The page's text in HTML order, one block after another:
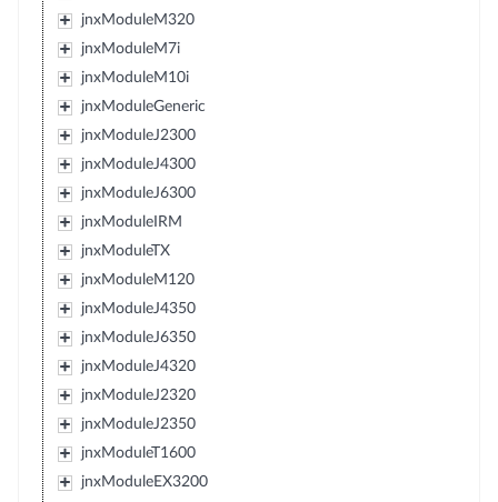
jnxModuleM320
jnxModuleM7i
jnxModuleM10i
jnxModuleGeneric
jnxModuleJ2300
jnxModuleJ4300
jnxModuleJ6300
jnxModuleIRM
jnxModuleTX
jnxModuleM120
jnxModuleJ4350
jnxModuleJ6350
jnxModuleJ4320
jnxModuleJ2320
jnxModuleJ2350
jnxModuleT1600
jnxModuleEX3200